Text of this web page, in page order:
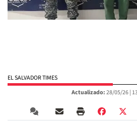
EL SALVADOR TIMES
Actualizado:28/05/26 |